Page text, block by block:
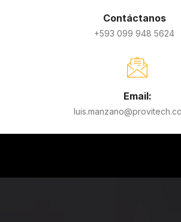
Contáctanos
+593 099 948 5624
Email: